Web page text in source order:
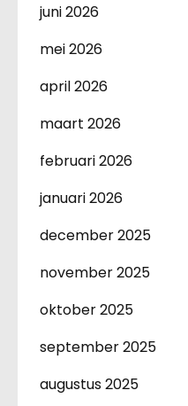
juni 2026
mei 2026
april 2026
maart 2026
februari 2026
januari 2026
december 2025
november 2025
oktober 2025
september 2025
augustus 2025